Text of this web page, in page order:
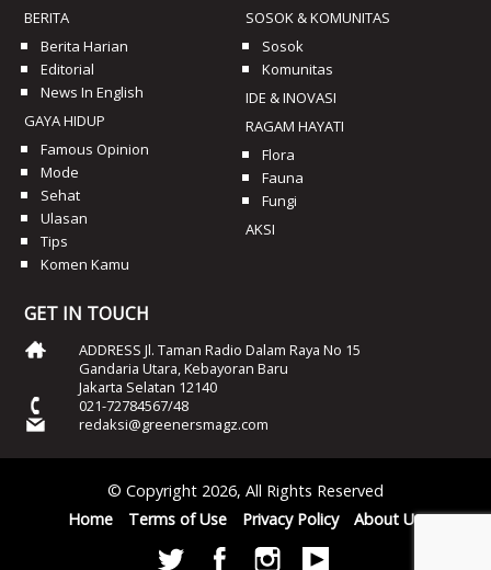
BERITA
Berita Harian
Editorial
News In English
GAYA HIDUP
Famous Opinion
Mode
Sehat
Ulasan
Tips
Komen Kamu
SOSOK & KOMUNITAS
Sosok
Komunitas
IDE & INOVASI
RAGAM HAYATI
Flora
Fauna
Fungi
AKSI
GET IN TOUCH
ADDRESS Jl. Taman Radio Dalam Raya No 15
Gandaria Utara, Kebayoran Baru
Jakarta Selatan 12140
021-72784567/48
redaksi@greenersmagz.com
© Copyright 2026, All Rights Reserved
Home
Terms of Use Privacy Policy About Us